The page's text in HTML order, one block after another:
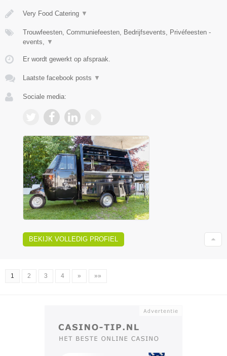
Very Food Catering ▼
Trouwfeesten, Communiefeesten, Bedrijfsevents, Privéfeesten -
events, ▼
Er wordt gewerkt op afspraak.
Laatste facebook posts ▼
Sociale media:
BEKIJK VOLLEDIG PROFIEL
1 2 3 4 » »»